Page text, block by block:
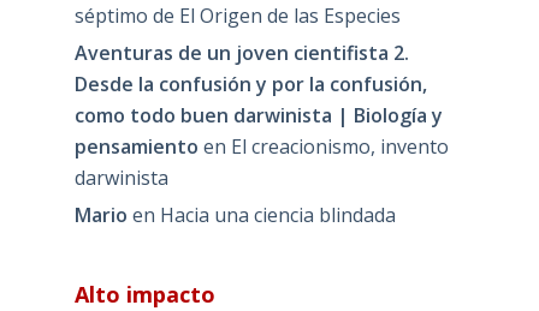
séptimo de El Origen de las Especies
Aventuras de un joven cientifista 2.
Desde la confusión y por la confusión,
como todo buen darwinista | Biología y
pensamiento en El creacionismo, invento
darwinista
Mario en Hacia una ciencia blindada
Alto impacto